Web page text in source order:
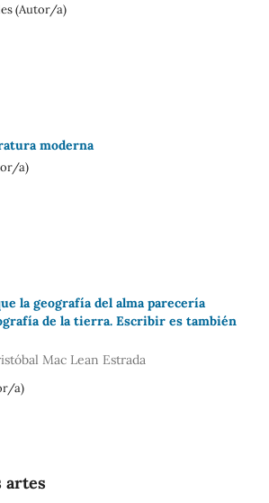
(Autor/a)
moderna
a)
la geografía del alma parecería
de la tierra. Escribir es también
Mac Lean Estrada
a)
artes